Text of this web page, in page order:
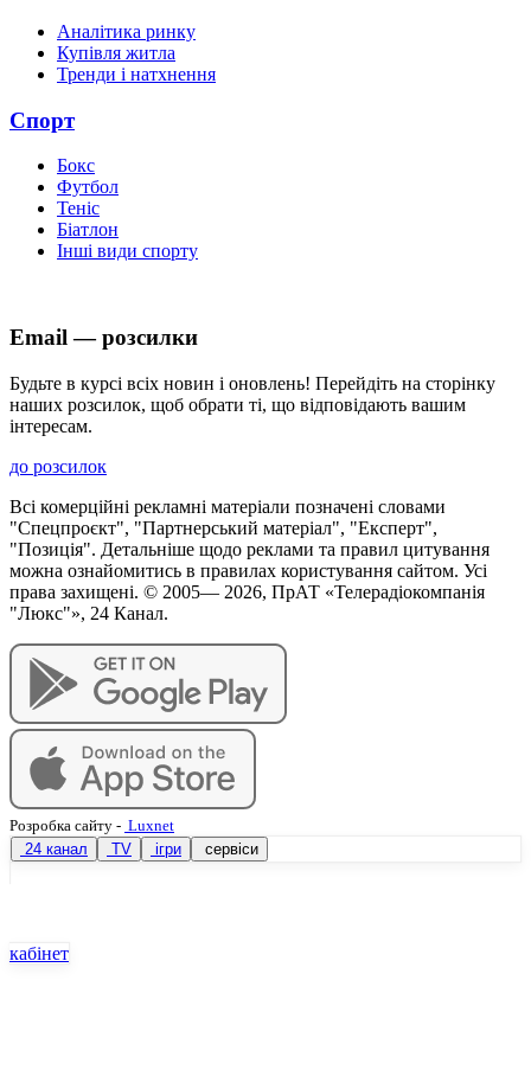
Аналітика ринку
Купівля житла
Тренди і натхнення
Спорт
Бокс
Футбол
Теніс
Біатлон
Інші види спорту
Email — розсилки
Будьте в курсі всіх новин і оновлень! Перейдіть на сторінку
наших розсилок, щоб обрати ті, що відповідають вашим
інтересам.
до розсилок
Всі комерційні рекламні матеріали позначені словами
"Спецпроєкт", "Партнерський матеріал", "Експерт",
"Позиція". Детальніше щодо реклами та правил цитування
можна ознайомитись в правилах користування сайтом. Усі
права захищені. © 2005— 2026, ПрАТ «Телерадіокомпанія
"Люкс"», 24 Канал.
Розробка сайту - Luxnet
24 канал
TV ігри сервіси
кабінет